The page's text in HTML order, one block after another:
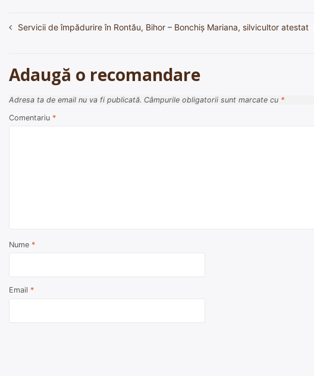
Navigare
articole
Servicii de împădurire în Rontău, Bihor – Bonchiș Mariana, silvicultor atestat
Adaugă o recomandare
Adresa ta de email nu va fi publicată. Câmpurile obligatorii sunt marcate cu *
Comentariu *
Nume *
Email *